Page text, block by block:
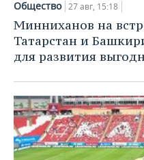
КИБЕРСПОРТ
ФИГУРНОЕ КАТАНИЕ
ВОДНЫЕ ВИДЫ СПОРТА
ХОККЕЙ С МЯЧОМ
КУЛЬТУРА
МЕДИЦИНА
ОБРАЗОВАНИЕ
ПРОИСШЕСТВИЯ
СПИСОК КОМПАНИЙ
Общество 27 авг, 15:18
Минниханов на
Татарстан и
для развития